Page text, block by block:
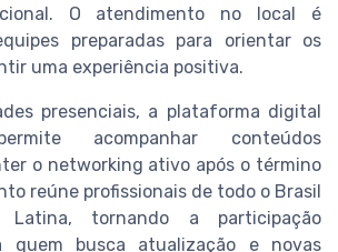
O atendimento no local é
preparadas para orientar os
uma experiência positiva.
presenciais, a plataforma digital
permite acompanhar conteúdos
o networking ativo após o término
reúne profissionais de todo o Brasil
tornando a participação
quem busca atualização e novas